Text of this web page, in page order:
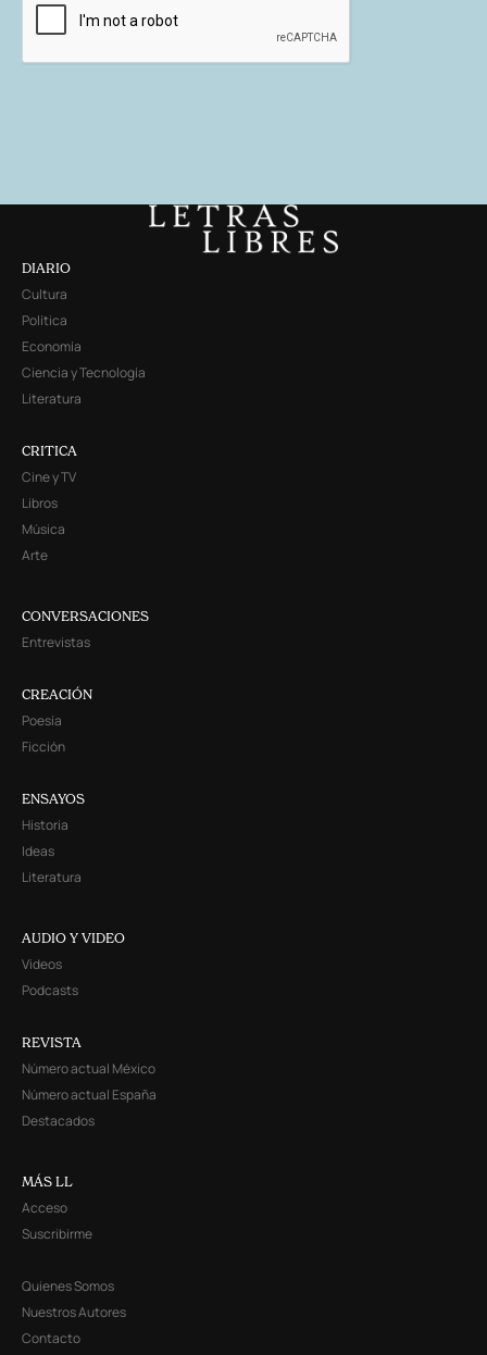
DIARIO
Cultura
Política
Economía
Ciencia y Tecnología
Literatura
CRITICA
Cine y TV
Libros
Música
Arte
CONVERSACIONES
Entrevistas
CREACIÓN
Poesía
Ficción
ENSAYOS
Historia
Ideas
Literatura
AUDIO Y VIDEO
Videos
Podcasts
REVISTA
Número actual México
Número actual España
Destacados
MÁS LL
Acceso
Suscribirme
Quienes Somos
Nuestros Autores
Contacto